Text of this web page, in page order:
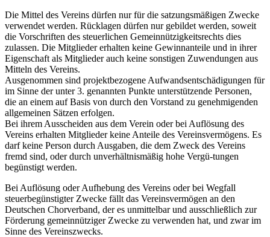
Die Mittel des Vereins dürfen nur für die satzungsmäßigen Zwecke
verwendet werden. Rücklagen dürfen nur gebildet werden, soweit
die Vorschriften des steuerlichen Gemeinnützigkeitsrechts dies
zulassen. Die Mitglieder erhalten keine Gewinnanteile und in ihrer
Eigenschaft als Mitglieder auch keine sonstigen Zuwendungen aus
Mitteln des Vereins.
Ausgenommen sind projektbezogene Aufwandsentschädigungen für
im Sinne der unter 3. genannten Punkte unterstützende Personen,
die an einem auf Basis von durch den Vorstand zu genehmigenden
allgemeinen Sätzen erfolgen.
Bei ihrem Ausscheiden aus dem Verein oder bei Auflösung des
Vereins erhalten Mitglieder keine Anteile des Vereinsvermögens. Es
darf keine Person durch Ausgaben, die dem Zweck des Vereins
fremd sind, oder durch unverhältnismäßig hohe Vergü-tungen
begünstigt werden.
Bei Auflösung oder Aufhebung des Vereins oder bei Wegfall
steuerbegünstigter Zwecke fällt das Vereinsvermögen an den
Deutschen Chorverband, der es unmittelbar und ausschließlich zur
Förderung gemeinnütziger Zwecke zu verwenden hat, und zwar im
Sinne des Vereinszwecks.